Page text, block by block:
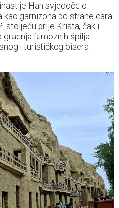
Han svjedoče o
kao garnizona od strane cara
stoljeću prije Krista, čak i
famoznih špilja
i turističkog bisera